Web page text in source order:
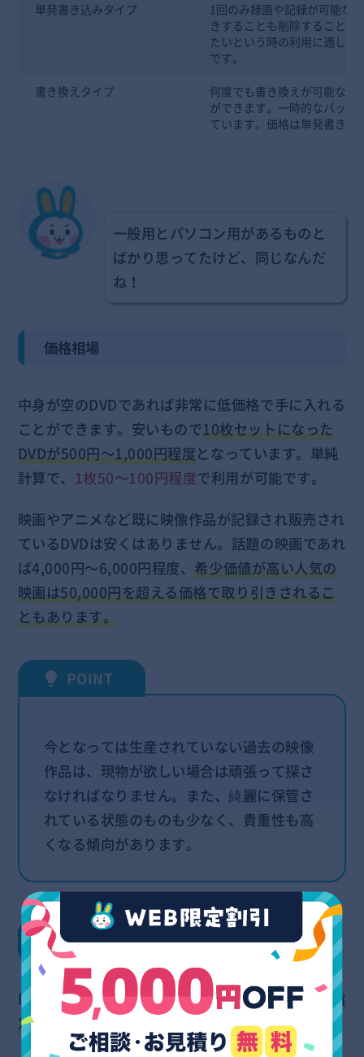
単発書き込みタイプ
1回のみ録画や記録が可能な
きすることも削除すること
たいという時の利用に適して
です。
書き換えタイプ
何度でも書き換えが可能な
ができます。一時的なバッ
ています。価格は単発書き込
一般用とパソコン用があるものと
ばかり思ってたけど、同じなんだ
ね！
価格相場
中身が空のDVDであれば非常に低価格で手に入れる
ことができます。安いもので10枚セットになった
DVDが500円～1,000円程度となっています。単純
計算で、 1枚50～100円程度で利用が可能です。
映画やアニメなど既に映像作品が記録され販売され
ているDVDは安くはありません。話題の映画であれ
ば4,000円～6,000円程度、希少価値が高い人気の
映画は50,000円を超える価格で取り引きされるこ
ともあります。
今となっては生産されていない過去の映像
作品は、現物が欲しい場合は頑張って探さ
なければなりません。また、綺麗に保管さ
れている状態のものも少なく、貴重性も高
くなる傾向があります。
何ゴミとして分別される？
DVDは 「可燃ゴミ」もしくは「不燃ゴミ」として指
定されている自治体が多い